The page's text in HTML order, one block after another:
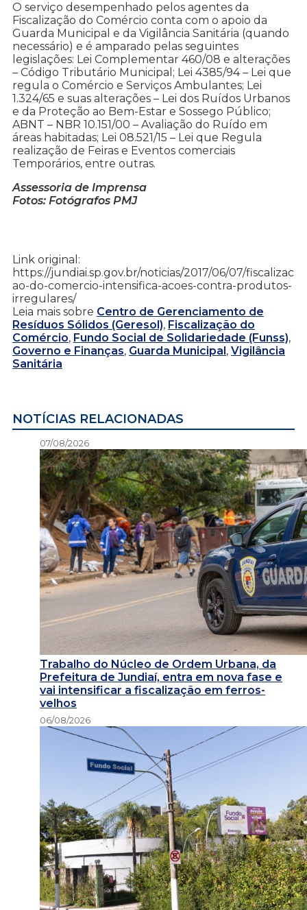
O serviço desempenhado pelos agentes da
Fiscalização do Comércio conta com o apoio da
Guarda Municipal e da Vigilância Sanitária (quando
necessário) e é amparado pelas seguintes
legislações: Lei Complementar 460/08 e alterações
– Código Tributário Municipal; Lei 4385/94 – Lei que
regula o Comércio e Serviços Ambulantes; Lei
1.324/65 e suas alterações – Lei dos Ruídos Urbanos
e da Proteção ao Bem-Estar e Sossego Público;
ABNT – NBR 10.151/00 – Avaliação do Ruído em
áreas habitadas; Lei 08.521/15 – Lei que Regula
realização de Feiras e Eventos comerciais
Temporários, entre outras.
Assessoria de Imprensa
Fotos: Fotógrafos PMJ
Link original:
https://jundiai.sp.gov.br/noticias/2017/06/07/fiscalizac
ao-do-comercio-intensifica-acoes-contra-produtos-
irregulares/
Leia mais sobre Centro de Gerenciamento de
Resíduos Sólidos (Geresol), Fiscalização do
Comércio, Fundo Social de Solidariedade (Funss),
Governo e Finanças, Guarda Municipal, Vigilância
Sanitária
NOTÍCIAS RELACIONADAS
07/08/2026
Trabalho do Núcleo de Ordem Urbana, da
Prefeitura de Jundiaí, entra em nova fase e
vai intensificar a fiscalização em ferros-
velhos
06/08/2026